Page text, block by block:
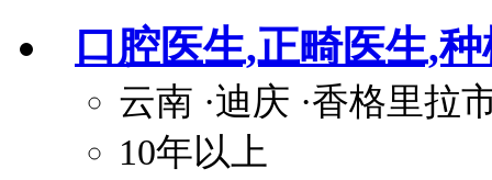
口腔医生,正畸医生,
云南 ·迪庆 ·香格里拉
10年以上